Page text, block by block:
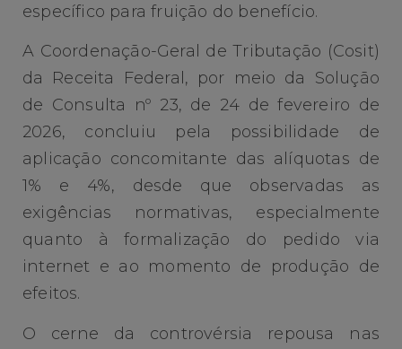
específico para fruição do benefício.
A Coordenação-Geral de Tributação (Cosit)
da Receita Federal, por meio da Solução
de Consulta nº 23, de 24 de fevereiro de
2026, concluiu pela possibilidade de
aplicação concomitante das alíquotas de
1% e 4%, desde que observadas as
exigências normativas, especialmente
quanto à formalização do pedido via
internet e ao momento de produção de
efeitos.
O cerne da controvérsia repousa nas